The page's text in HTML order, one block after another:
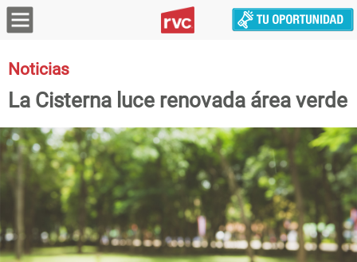
Noticias
La Cisterna luce renovada área verde